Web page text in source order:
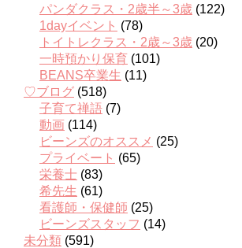
パンダクラス・2歳半～3歳 (122)
1dayイベント (78)
トイトレクラス・2歳～3歳 (20)
一時預かり保育 (101)
BEANS卒業生 (11)
♡ブログ (518)
子育て禅語 (7)
動画 (114)
ビーンズのオススメ (25)
プライベート (65)
栄養士 (83)
希先生 (61)
看護師・保健師 (25)
ビーンズスタッフ (14)
未分類 (591)